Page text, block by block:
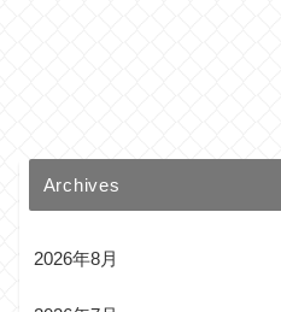
Archives
2026年8月